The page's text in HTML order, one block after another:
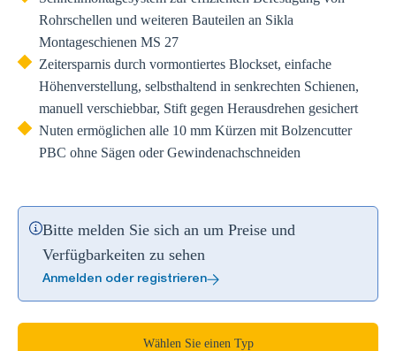
Rohrschellen und weiteren Bauteilen an Sikla
Montageschienen MS 27
Zeitersparnis durch vormontiertes Blockset, einfache
Höhenverstellung, selbsthaltend in senkrechten Schienen,
manuell verschiebbar, Stift gegen Herausdrehen gesichert
Nuten ermöglichen alle 10 mm Kürzen mit Bolzencutter
PBC ohne Sägen oder Gewindenachschneiden
Bitte melden Sie sich an um Preise und
Verfügbarkeiten zu sehen
Anmelden oder registrieren
Wählen Sie einen Typ